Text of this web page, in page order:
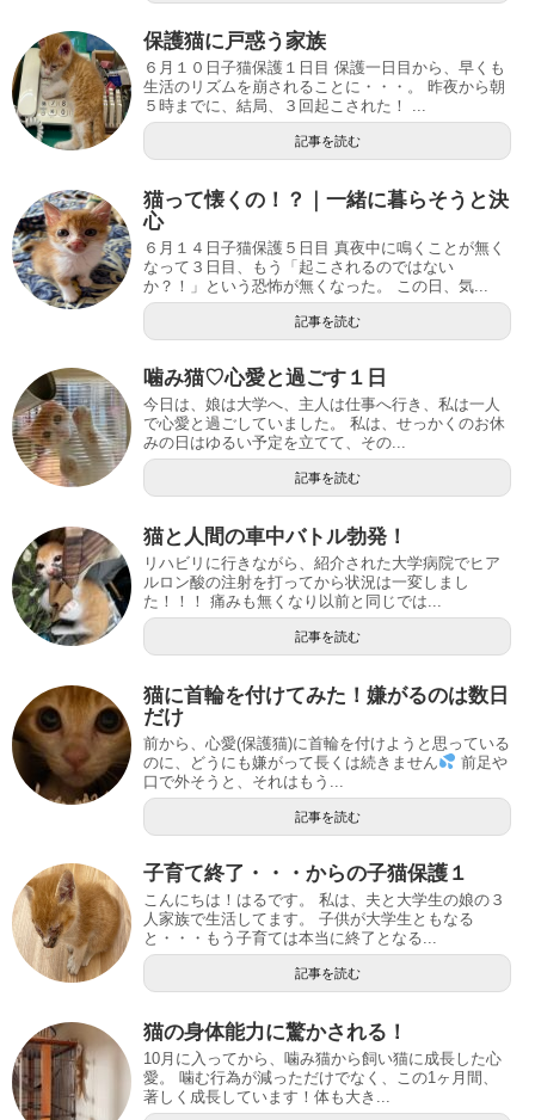
保護猫に戸惑う家族
６月１０日子猫保護１日目 保護一日目から、早くも
生活のリズムを崩されることに・・・。 昨夜から朝
５時までに、結局、３回起こされた！ ...
記事を読む
猫って懐くの！？｜一緒に暮らそうと決
心
６月１４日子猫保護５日目 真夜中に鳴くことが無く
なって３日目、もう「起こされるのではない
か？！」という恐怖が無くなった。 この日、気...
記事を読む
噛み猫♡心愛と過ごす１日
今日は、娘は大学へ、主人は仕事へ行き、私は一人
で心愛と過ごしていました。 私は、せっかくのお休
みの日はゆるい予定を立てて、その...
記事を読む
猫と人間の車中バトル勃発！
リハビリに行きながら、紹介された大学病院でヒア
ルロン酸の注射を打ってから状況は一変しまし
た！！！ 痛みも無くなり以前と同じでは...
記事を読む
猫に首輪を付けてみた！嫌がるのは数日
だけ
前から、心愛(保護猫)に首輪を付けようと思っている
のに、どうにも嫌がって長くは続きません
前足や
口で外そうと、それはもう...
記事を読む
子育て終了・・・からの子猫保護１
こんにちは！はるです。 私は、夫と大学生の娘の３
人家族で生活してます。 子供が大学生ともなる
と・・・もう子育ては本当に終了となる...
記事を読む
猫の身体能力に驚かされる！
10月に入ってから、噛み猫から飼い猫に成長した心
愛。 噛む行為が減っただけでなく、この1ヶ月間、
著しく成長しています！体も大き...